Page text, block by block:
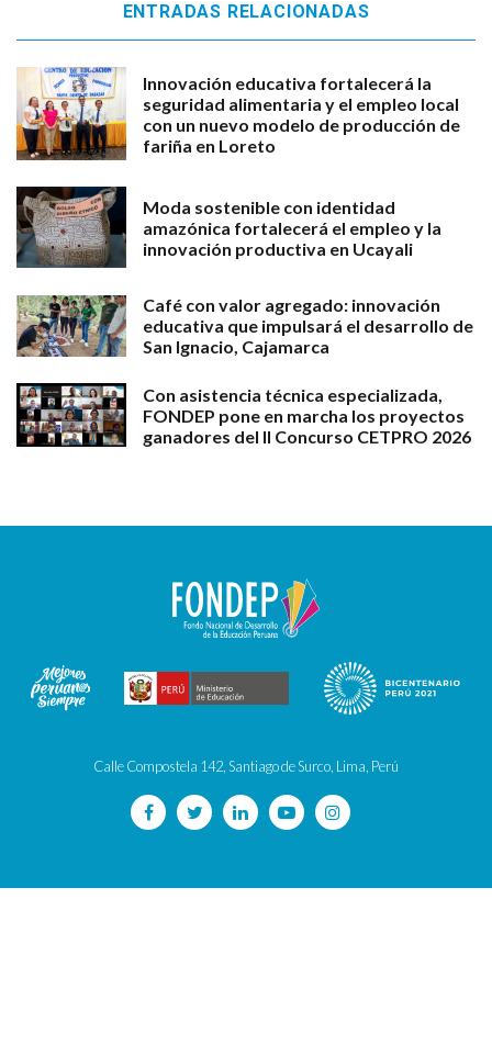
ENTRADAS RELACIONADAS
Innovación educativa fortalecerá la
seguridad alimentaria y el empleo local
con un nuevo modelo de producción de
fariña en Loreto
Moda sostenible con identidad
amazónica fortalecerá el empleo y la
innovación productiva en Ucayali
Café con valor agregado: innovación
educativa que impulsará el desarrollo de
San Ignacio, Cajamarca
Con asistencia técnica especializada,
FONDEP pone en marcha los proyectos
ganadores del II Concurso CETPRO 2026
Calle Compostela 142, Santiago de Surco, Lima, Perú